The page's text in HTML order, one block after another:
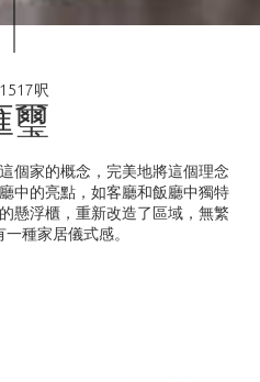
1517呎
璽
個家的概念，完美地將這個理念
中的亮點，如客廳和飯廳中獨特
懸浮櫃，重新改造了區域，無繁
種家居儀式感。